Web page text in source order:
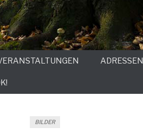
ADRESSEN
BILDER